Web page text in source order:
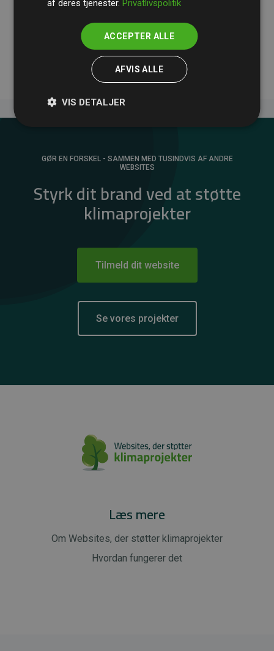
medlemmernes websites estimerede CO₂-
GØR EN FORSKEL - SAMMEN MED TUSINDVIS AF ANDRE
WEBSITES
Styrk dit brand ved at støtte
klimaprojekter
Tilmeld dit website
Se vores projekter
Læs mere
Om Websites, der støtter klimaprojekter
Hvordan fungerer det
af deres tjenester.Privatlivspolitik
ACCEPTER ALLE
AFVIS ALLE
VIS DETALJER